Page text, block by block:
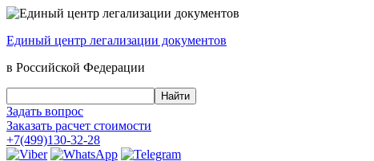
Единый центр легализации документов
в Российской Федерации
Задать вопрос
Заказать расчет стоимости
+7(499)130-32-28